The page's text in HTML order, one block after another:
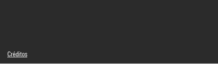
Créditos
© droits réservés